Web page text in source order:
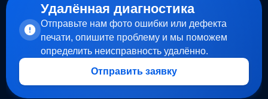
Удалённая диагностика
Отправьте нам фото ошибки или дефекта
печати, опишите проблему и мы поможем
определить неисправность удалённо.
Отправить заявку